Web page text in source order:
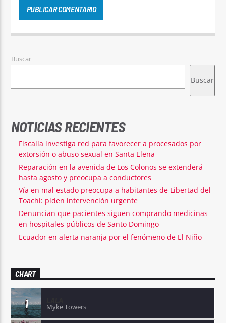
Buscar
Buscar
NOTICIAS RECIENTES
Fiscalía investiga red para favorecer a procesados por
extorsión o abuso sexual en Santa Elena
Reparación en la avenida de Los Colonos se extenderá
hasta agosto y preocupa a conductores
Vía en mal estado preocupa a habitantes de Libertad del
Toachi: piden intervención urgente
Denuncian que pacientes siguen comprando medicinas
en hospitales públicos de Santo Domingo
Ecuador en alerta naranja por el fenómeno de El Niño
CHART
1 Myke Towers